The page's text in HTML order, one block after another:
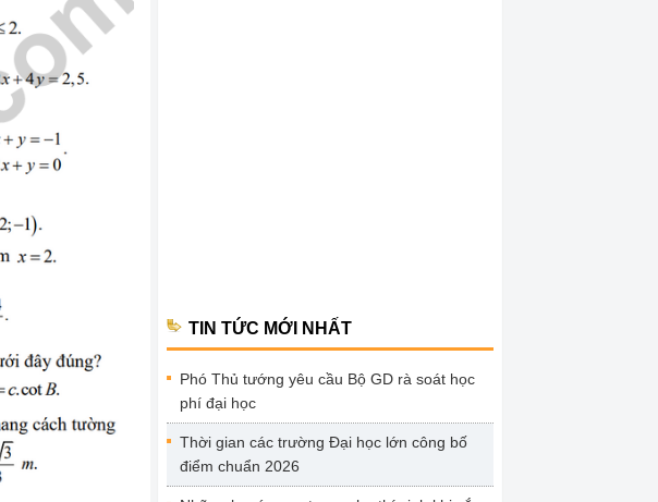
TIN TỨC MỚI NHẤT
Phó Thủ tướng yêu cầu Bộ GD rà soát học
phí đại học
Thời gian các trường Đại học lớn công bố
điểm chuẩn 2026